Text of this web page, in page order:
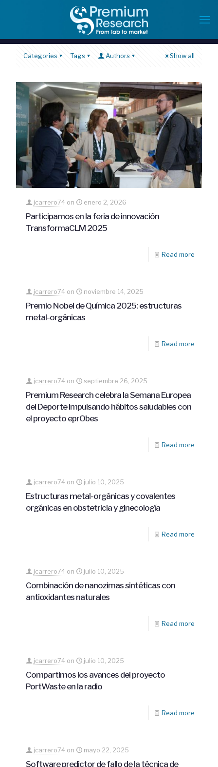
Categories Tags Authors Show all
jcarrero74 on enero 2, 2026
Participamos en la feria de innovación
TransformaCLM 2025
Read more
jcarrero74 on noviembre 14, 2025
Premio Nobel de Química 2025: estructuras
metal-orgánicas
Read more
jcarrero74 on septiembre 26, 2025
Premium Research celebra la Semana Europea
del Deporte impulsando hábitos saludables con
el proyecto eprObes
Read more
jcarrero74 on julio 10, 2025
Estructuras metal-orgánicas y covalentes
orgánicas en obstetricia y ginecología
Read more
jcarrero74 on julio 10, 2025
Combinación de nanozimas sintéticas con
antioxidantes naturales
Read more
jcarrero74 on julio 10, 2025
Compartimos los avances del proyecto
PortWaste en la radio
Read more
jcarrero74 on mayo 22, 2025
Software predictor de fallo de la técnica de